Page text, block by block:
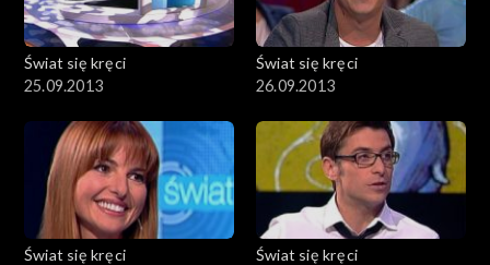
Świat się kręci
25.09.2013
Świat się kręci
26.09.2013
Świat się kręci
Świat się kręci